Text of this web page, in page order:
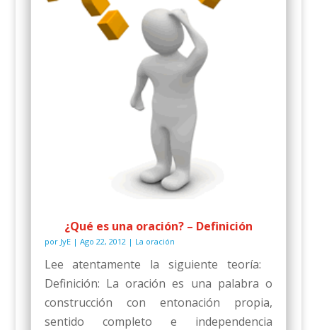
¿Qué es una oración? – Definición
por JyE| Ago 22, 2012 | La oración
Lee atentamente la siguiente teoría:
Definición: La oración es una palabra o
construcción con entonación propia,
sentido completo e independencia